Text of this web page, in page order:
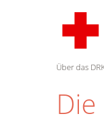
Über das